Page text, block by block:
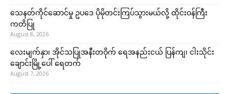
သေနတ်ကိုင်ဆောင်မှု ဥပဒေ ပိုမိုတင်းကြပ်သွားမယ်လို့ ထိုင်းဝန်ကြီး
ကတိပြု
August 8, 2026
လေးမျက်နှာ၊ အိုင်သပြုအနီးတဝိုက် ရေအနည်းငယ် ပြန်ကျ၊ ငါးသိုင်း
ချောင်းမြို့ပေါ် ရေတက်
August 7, 2026